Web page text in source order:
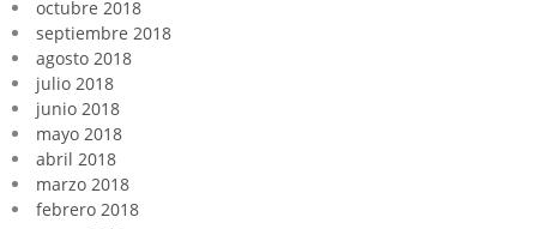
octubre 2018
septiembre 2018
agosto 2018
julio 2018
junio 2018
mayo 2018
abril 2018
marzo 2018
febrero 2018